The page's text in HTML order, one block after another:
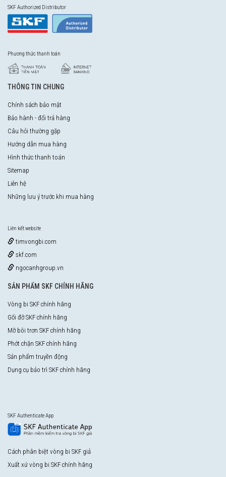
SKF Authorized Distributor
Phương thức thanh toán
THÔNG TIN CHUNG
Chính sách bảo mật
Bảo hành - đổi trả hàng
Câu hỏi thường gặp
Hướng dẫn mua hàng
Hình thức thanh toán
Sitemap
Liên hệ
Những lưu ý trước khi mua hàng
Liên kết website
timvongbi.com
skf.com
ngocanhgroup.vn
SẢN PHẨM SKF CHÍNH HÃNG
Vòng bi SKF chính hãng
Gối đỡ SKF chính hãng
Mỡ bôi trơn SKF chính hãng
Phớt chặn SKF chính hãng
Sản phẩm truyền động
Dụng cụ bảo trì SKF chính hãng
SKF Authenticate App
Cách phân biệt vòng bi SKF giả
Xuất xứ vòng bi SKF chính hãng